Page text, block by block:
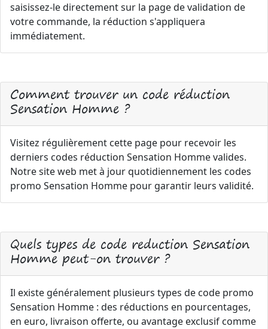
saisissez-le directement sur la page de validation de
votre commande, la réduction s'appliquera
immédiatement.
Comment trouver un code réduction
Sensation Homme ?
Visitez régulièrement cette page pour recevoir les
derniers codes réduction Sensation Homme valides.
Notre site web met à jour quotidiennement les codes
promo Sensation Homme pour garantir leurs validité.
Quels types de code reduction Sensation
Homme peut-on trouver ?
Il existe généralement plusieurs types de code promo
Sensation Homme : des réductions en pourcentages,
en euro, livraison offerte, ou avantage exclusif comme